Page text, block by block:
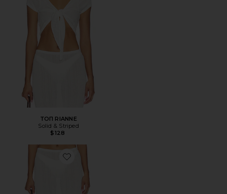
ТОП RIANNE
Solid & Striped
$128
Favorite ЮБКА RIANNE